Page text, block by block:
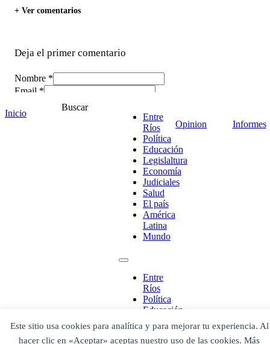
Este sitio usa cookies para analítica y para mejorar tu experiencia. Al
hacer clic en «Aceptar» aceptas nuestro uso de las cookies. Más
+ Ver comentarios
Deja el primer comentario
Nombre *
Email *
*
Inicio
Buscar
Entre
Ríos
Política
Educación
Legislaltura
Economía
Judiciales
Salud
El país
América
Latina
Mundo
Entre
Ríos
Política
Educación
Legislaltura
Economía
Opinion Informes
¡Ponete en contacto!
Escribe aquí abajo lo que desees buscar